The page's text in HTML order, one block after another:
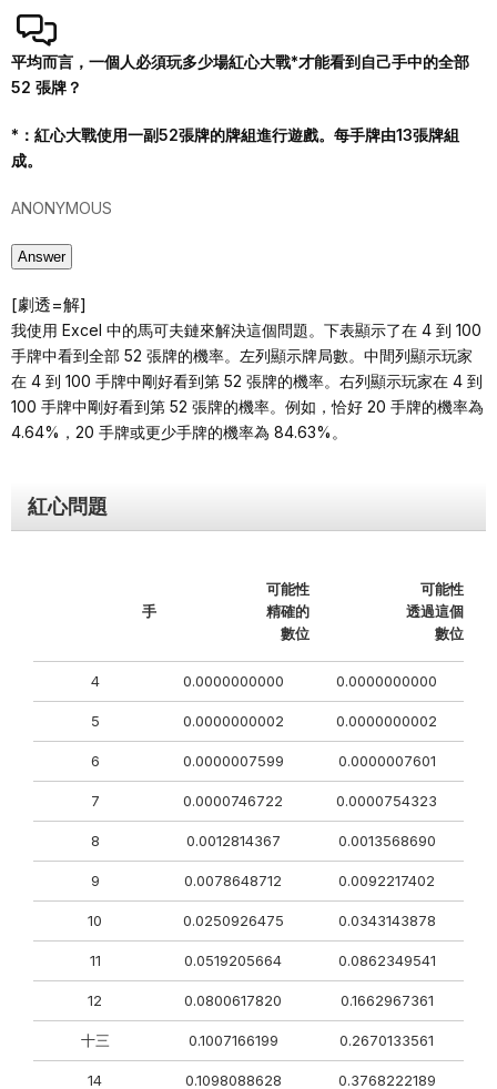
平均而言，一個人必須玩多少場紅心大戰*才能看到自己手中的全部
52 張牌？
*：紅心大戰使用一副52張牌的牌組進行遊戲。每手牌由13張牌組
成。
ANONYMOUS
Answer
[劇透=解]
我使用 Excel 中的馬可夫鏈來解決這個問題。下表顯示了在 4 到 100
手牌中看到全部 52 張牌的機率。左列顯示牌局數。中間列顯示玩家
在 4 到 100 手牌中剛好看到第 52 張牌的機率。右列顯示玩家在 4 到
100 手牌中剛好看到第 52 張牌的機率。例如，恰好 20 手牌的機率為
4.64%，20 手牌或更少手牌的機率為 84.63%。
紅心問題
手
可能性
精確的
數位
可能性
透過這個
數位
4 0.0000000000 0.0000000000
5 0.0000000002 0.0000000002
6 0.0000007599 0.0000007601
7 0.0000746722 0.0000754323
8 0.0012814367 0.0013568690
9 0.0078648712 0.0092217402
10 0.0250926475 0.0343143878
11 0.0519205664 0.0862349541
12 0.0800617820 0.1662967361
十三 0.1007166199 0.2670133561
14 0.1098088628 0.3768222189